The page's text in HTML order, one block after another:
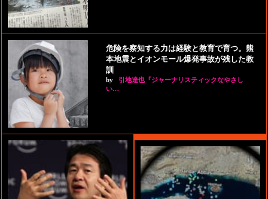
危険を察知する力は経験と教育で育つ。熊
本地震とイオンモール爆発事故が残した教
訓
by
引地達也『ジャーナリスティックなやさし
い…